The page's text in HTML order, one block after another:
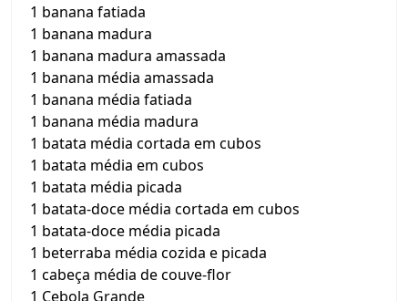
1 banana fatiada
1 banana madura
1 banana madura amassada
1 banana média amassada
1 banana média fatiada
1 banana média madura
1 batata média cortada em cubos
1 batata média em cubos
1 batata média picada
1 batata-doce média cortada em cubos
1 batata-doce média picada
1 beterraba média cozida e picada
1 cabeça média de couve-flor
1 Cebola Grande